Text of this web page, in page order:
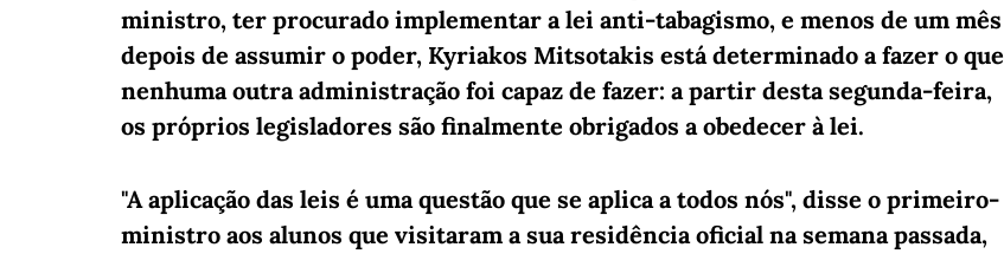
ministro, ter procurado implementar a lei anti-tabagismo, e menos de um mês
depois de assumir o poder, Kyriakos Mitsotakis está determinado a fazer o que
nenhuma outra administração foi capaz de fazer: a partir desta segunda-feira,
os próprios legisladores são finalmente obrigados a obedecer à lei.
"A aplicação das leis é uma questão que se aplica a todos nós", disse o primeiro-
ministro aos alunos que visitaram a sua residência oficial na semana passada,